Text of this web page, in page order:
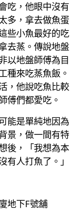
吃，他眼中沒有
多，拿去做魚蛋
些小魚最好的吃
去蒸。傳說地盤
以地盤師傅為目
種來吃蒸魚飯。
，他說吃魚比較
傅們都愛吃。
能是單純地因為
景，做一間有特
後，「我想為本
有人打魚了。」
地下F號舖